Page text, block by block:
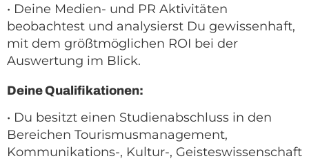
• Deine Medien- und PR Aktivitäten
beobachtest und analysierst Du gewissenhaft,
mit dem größtmöglichen ROI bei der
Auswertung im Blick.
Deine Qualifikationen:
• Du besitzt einen Studienabschluss in den
Bereichen Tourismusmanagement,
Kommunikations-, Kultur-, Geisteswissenschaft